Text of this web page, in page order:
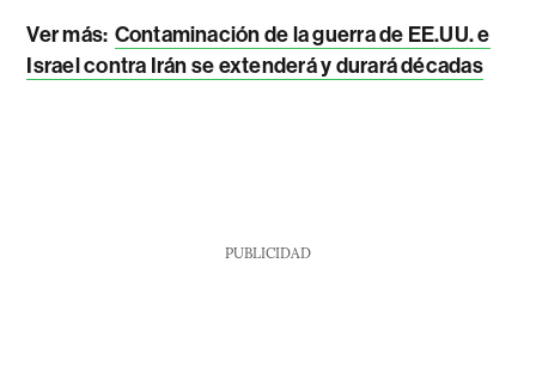
Ver más: Contaminación de la guerra de EE.UU. e
Israel contra Irán se extenderá y durará décadas
PUBLICIDAD